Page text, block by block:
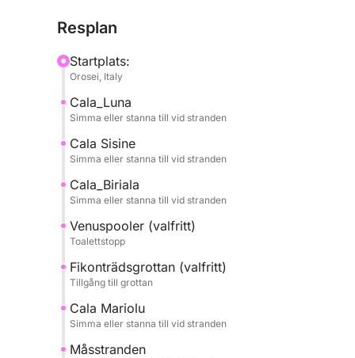
CALA MARIOLU för färgen på vattnet och sin vita
CALA GOLORITZÈ, den obestridda pärlan i
CALA BIRIALA, en intim och mycket pittoresk vik.
CALA DELLE SORGENTI, med sitt turkosa
marmorstenar.
Resplan
Startplats:
Orosei, Italy
Cala_Luna
Simma eller stanna till vid stranden
Cala Sisine
Simma eller stanna till vid stranden
Cala_Biriala
Simma eller stanna till vid stranden
Venuspooler (valfritt)
Toalettstopp
Fikonträdsgrottan (valfritt)
Tillgång till grottan
Cala Mariolu
Simma eller stanna till vid stranden
Måsstranden